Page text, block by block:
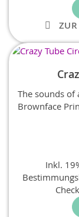
The sounds of
Brownface
Inkl.